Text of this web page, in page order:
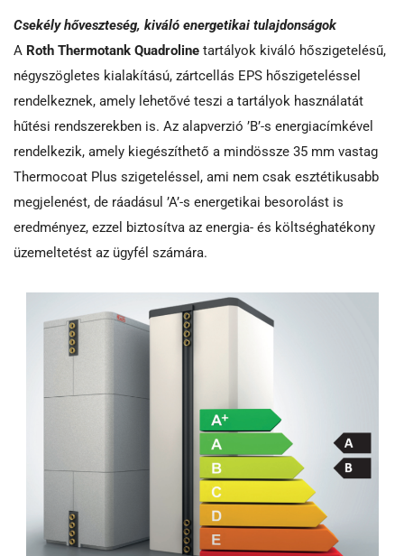
Csekély hőveszteség, kiváló energetikai tulajdonságok
A Roth Thermotank Quadroline tartályok kiváló hőszigetelésű,
négyszögletes kialakítású, zártcellás EPS hőszigeteléssel
rendelkeznek, amely lehetővé teszi a tartályok használatát
hűtési rendszerekben is. Az alapverzió ’B’-s energiacímkével
rendelkezik, amely kiegészíthető a mindössze 35 mm vastag
Thermocoat Plus szigeteléssel, ami nem csak esztétikusabb
megjelenést, de ráadásul ’A’-s energetikai besorolást is
eredményez, ezzel biztosítva az energia- és költséghatékony
üzemeltetést az ügyfél számára.